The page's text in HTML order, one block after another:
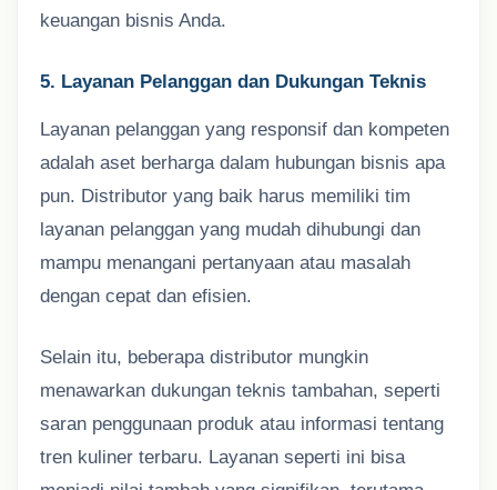
keuangan bisnis Anda.
5. Layanan Pelanggan dan Dukungan Teknis
Layanan pelanggan yang responsif dan kompeten
adalah aset berharga dalam hubungan bisnis apa
pun. Distributor yang baik harus memiliki tim
layanan pelanggan yang mudah dihubungi dan
mampu menangani pertanyaan atau masalah
dengan cepat dan efisien.
Selain itu, beberapa distributor mungkin
menawarkan dukungan teknis tambahan, seperti
saran penggunaan produk atau informasi tentang
tren kuliner terbaru. Layanan seperti ini bisa